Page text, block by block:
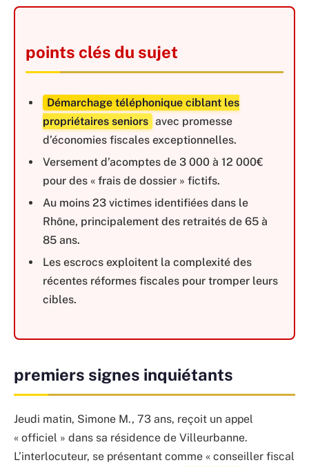
points clés du sujet
Démarchage téléphonique ciblant les
propriétaires seniors avec promesse
d’économies fiscales exceptionnelles.
Versement d’acomptes de 3 000 à 12 000€
pour des « frais de dossier » fictifs.
Au moins 23 victimes identifiées dans le
Rhône, principalement des retraités de 65 à
85 ans.
Les escrocs exploitent la complexité des
récentes réformes fiscales pour tromper leurs
cibles.
premiers signes inquiétants
Jeudi matin, Simone M., 73 ans, reçoit un appel
« officiel » dans sa résidence de Villeurbanne.
L’interlocuteur, se présentant comme « conseiller fiscal